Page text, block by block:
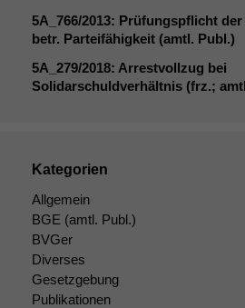
5A_766/2013: Prüfungspflicht
betr. Parteifähigkeit (amtl. Publ.)
5A_279/2018: Arrestvollzug bei
Solidarschuldverhältnis (frz.;
Kategorien
Allgemein
BGE (amtl. Publ.)
BVGer
Diverses
Gesetzgebung
Publikationen